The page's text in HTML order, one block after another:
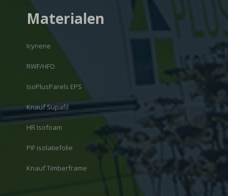
Materialen
Icynene
RWF/HFO
IsoPlusParels EPS
Knauf Supafil
HR Isofoam
PIF isolatiefolie
Knauf Timberframe